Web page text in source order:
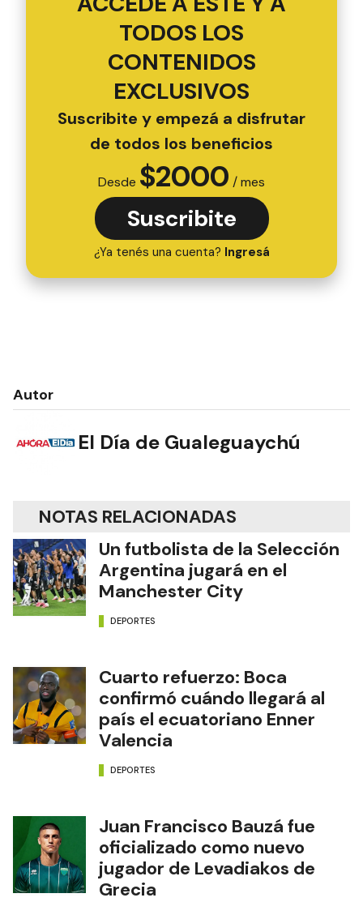
TODOS LOS
CONTENIDOS
EXCLUSIVOS
Suscribite y empezá a disfrutar
de todos los beneficios
Desde $2000 / mes
Suscribite
¿Ya tenés una cuenta? Ingresá
Autor
El Día de Gualeguaychú
NOTAS RELACIONADAS
Un futbolista de la Selección
Argentina jugará en el
Manchester City
DEPORTES
Cuarto refuerzo: Boca
confirmó cuándo llegará al
país el ecuatoriano Enner
Valencia
DEPORTES
Juan Francisco Bauzá fue
oficializado como nuevo
jugador de Levadiakos de
Grecia